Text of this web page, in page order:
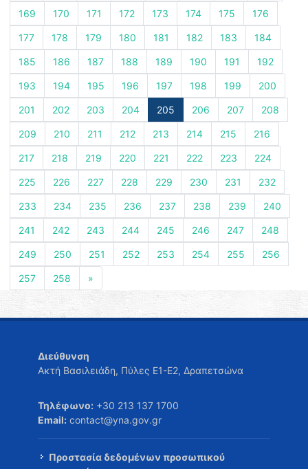
169 170 171 172 173 174 175 176
177 178 179 180 181 182 183 184
185 186 187 188 189 190 191 192
193 194 195 196 197 198 199 200
201 202 203 204 205 206 207 208
209 210 211 212 213 214 215 216
217 218 219 220 221 222 223 224
225 226 227 228 229 230 231 232
233 234 235 236 237 238 239 240
241 242 243 244 245 246 247 248
249 250 251 252 253 254 255 256
257 258 »
Διεύθυνση
Ακτή Βασιλειάδη, Πύλες Ε1-Ε2, Δραπετσώνα
Τηλέφωνο: +30 213 137 1700
Email: contact@yna.gov.gr
Προστασία δεδομένων προσωπικού